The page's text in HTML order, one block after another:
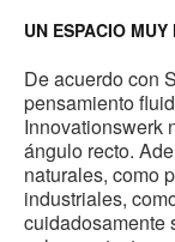
UN ESPACIO
De acuerdo con
pensamiento
Innovationswerk
ángulo recto.
naturales, como
industriales,
cuidadosamente